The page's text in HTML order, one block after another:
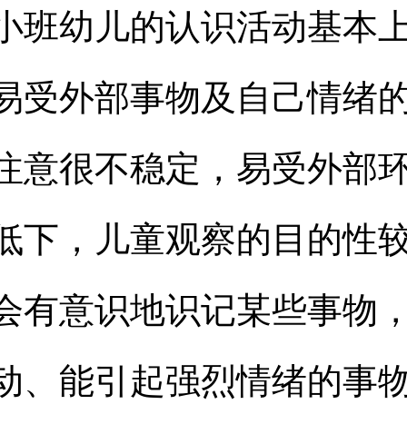
班幼儿的认识活动基本
受外部事物及自己情绪
意很不稳定，易受外部
下，儿童观察的目的性
有意识地识记某些事物
、能引起强烈情绪的事